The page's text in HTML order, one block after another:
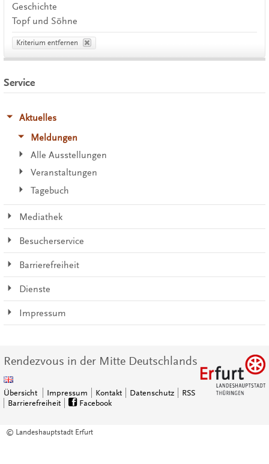
Geschichte
Topf und Söhne
Kriterium entfernen
Service
Aktuelles
Meldungen
Alle Ausstellungen
Veranstaltungen
Tagebuch
Mediathek
Besucherservice
Barrierefreiheit
Dienste
Impressum
Rendezvous in der Mitte Deutschlands
Übersicht Impressum Kontakt Datenschutz
RSS
Barrierefreiheit
Facebook
© Landeshauptstadt Erfurt